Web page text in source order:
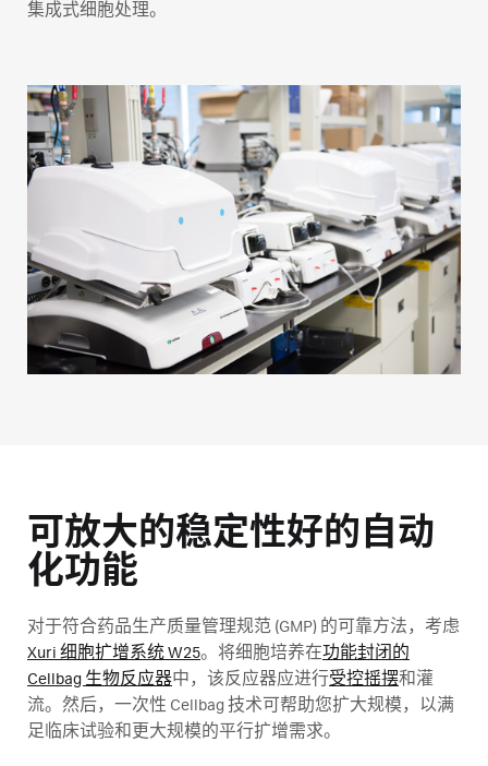
集成式细胞处理。
可放大的稳定性好的自动
化功能
对于符合药品生产质量管理规范 (GMP) 的可靠方法，考虑
Xuri 细胞扩增系统 W25。将细胞培养在功能封闭的
Cellbag 生物反应器中，该反应器应进行受控摇摆和灌
流。然后，一次性 Cellbag 技术可帮助您扩大规模，以满
足临床试验和更大规模的平行扩增需求。